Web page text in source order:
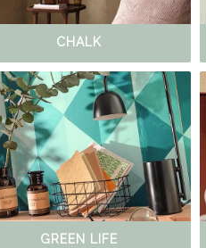
CHALK
GREEN LIFE